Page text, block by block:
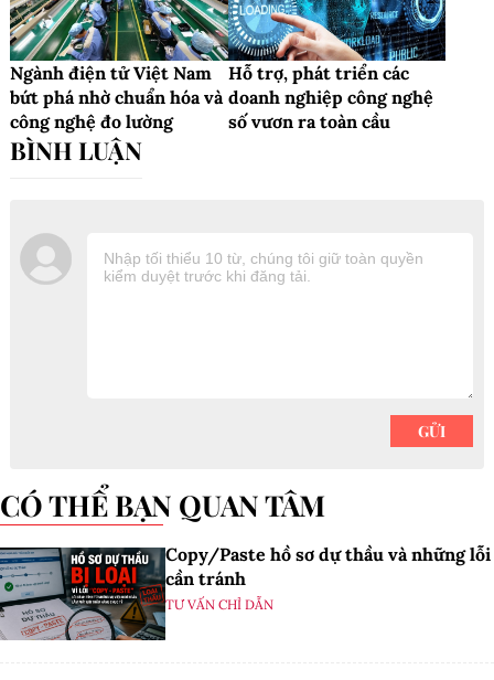
Ngành điện tử Việt Nam
bứt phá nhờ chuẩn hóa và
công nghệ đo lường
Hỗ trợ, phát triển các
doanh nghiệp công nghệ
số vươn ra toàn cầu
CÓ THỂ BẠN QUAN TÂM
Copy/Paste hồ sơ dự thầu và những lỗi
cần tránh
TƯ VẤN CHỈ DẪN